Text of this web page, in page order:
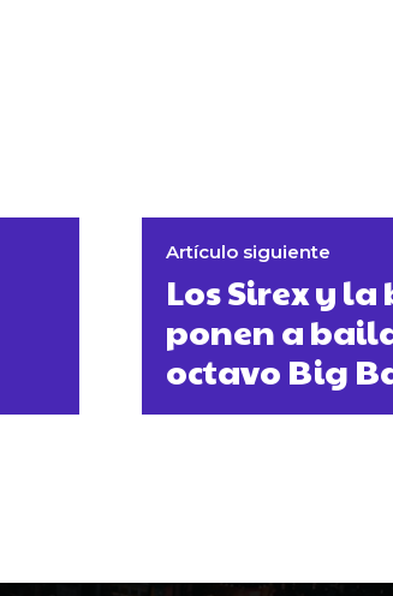
Artículo siguiente
Los Sirex y la
ponen a
octavo Big